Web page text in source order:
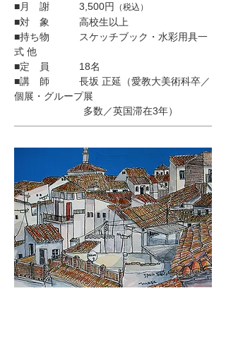
■月 謝 3,500円 （税込）
■対 象 高校生以上
■持ち物 スケッチブック・水彩用具一
式 他
■定 員 18名
■講 師 長坂 正延（愛教大美術科卒／
個展・グループ展
多数／英国滞在3年）